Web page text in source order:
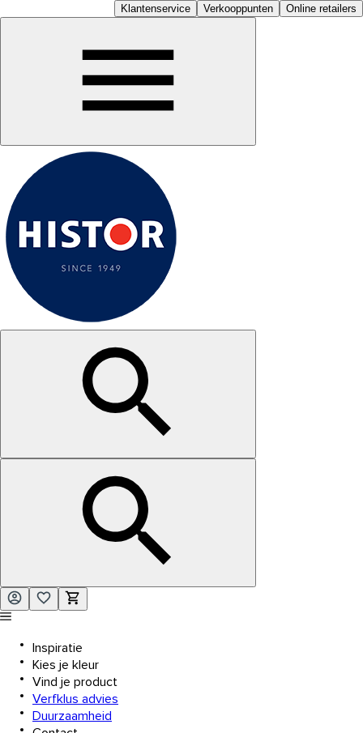
Klantenservice Verkooppunten Online retailers
Inspiratie
Kies je kleur
Vind je product
Verfklus advies
Duurzaamheid